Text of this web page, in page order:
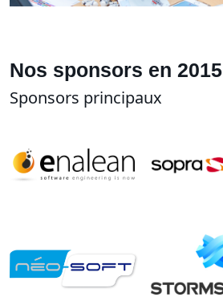
Nos sponsors en 2015
Sponsors principaux